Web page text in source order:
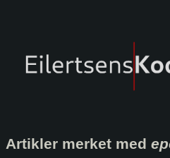
Artikler merket med